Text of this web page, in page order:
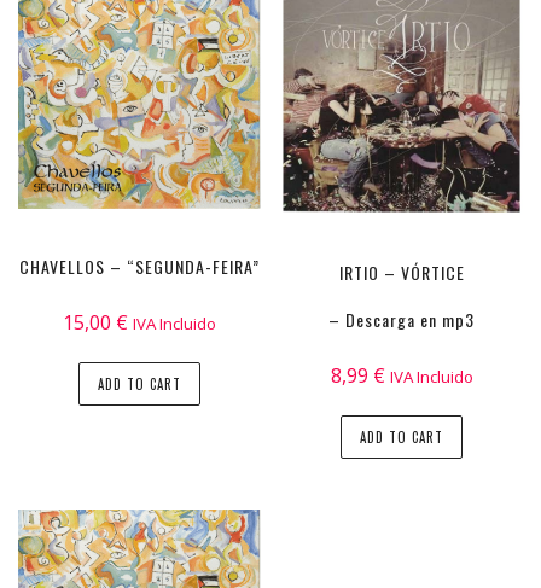
CHAVELLOS – “SEGUNDA-FEIRA”
15,00 € IVA Incluido
ADD TO CART
IRTIO – VÓRTICE
– Descarga en mp3
8,99 € IVA Incluido
ADD TO CART